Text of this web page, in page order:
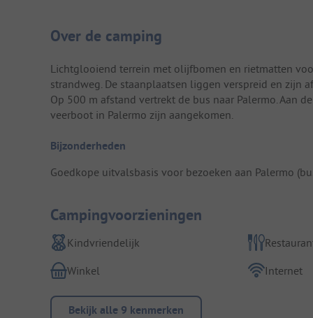
Camping introductie
Over de camping
Lichtglooiend terrein met olijfbomen en rietmatten
strandweg. De staanplaatsen liggen verspreid en zijn
Op 500 m afstand vertrekt de bus naar Palermo. Aan
veerboot in Palermo zijn aangekomen.
Bijzonderheden
Goedkope uitvalsbasis voor bezoeken aan Palermo
Campingvoorzieningen
Kindvriendelijk
Winkel
Internet
Bekijk alle 9 kenmerken